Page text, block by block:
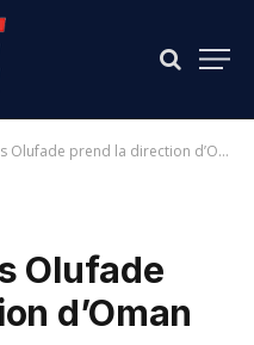
Olufade prend la direction d’Oman
Olufade
d’Oman